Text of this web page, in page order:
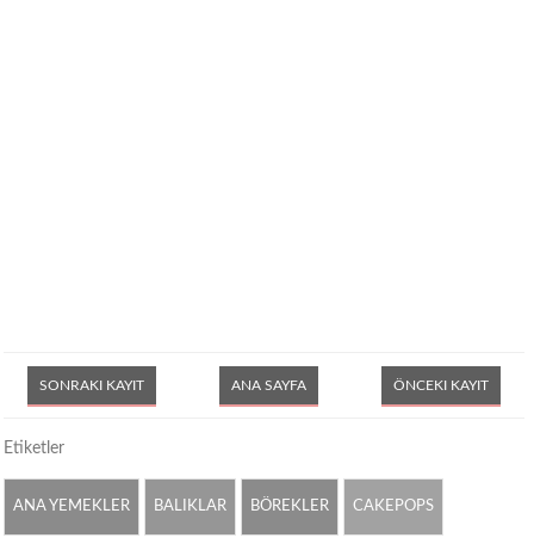
SONRAKI KAYIT ÖNCEKI KAYIT
ANA SAYFA
Etiketler
ANA YEMEKLER BALIKLAR BÖREKLER CAKEPOPS